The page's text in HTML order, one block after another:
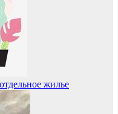
жилье